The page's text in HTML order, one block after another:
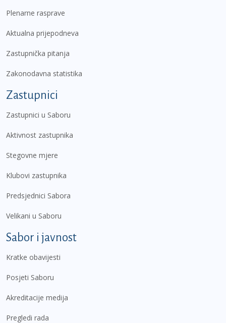
Plenarne rasprave
Aktualna prijepodneva
Zastupnička pitanja
Zakonodavna statistika
Zastupnici
Zastupnici u Saboru
Aktivnost zastupnika
Stegovne mjere
Klubovi zastupnika
Predsjednici Sabora
Velikani u Saboru
Sabor i javnost
Kratke obavijesti
Posjeti Saboru
Akreditacije medija
Pregledi rada